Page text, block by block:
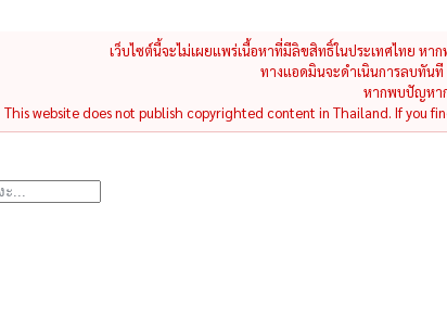
เว็บไซต์นี้จะไม่เผยแพร่เนื้อหาที่มีลิขสิทธิ์ในประเทศไทย ห
ทางแอดมินจะดำเนินการลบทัน
หากพบปัญหาก
This website does not publish copyrighted content in Thailand. If you